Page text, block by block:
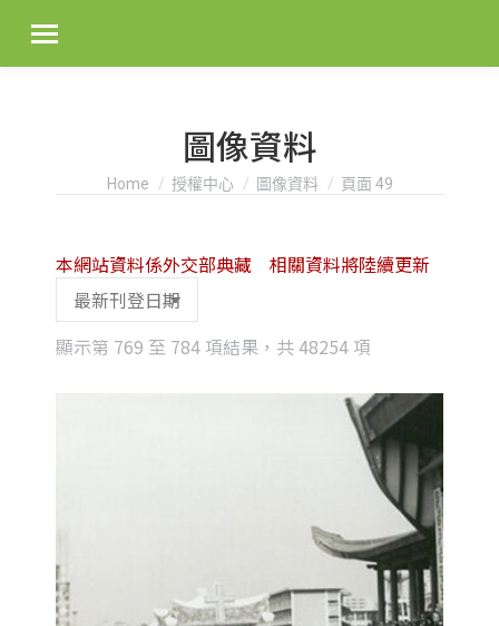
圖像資料
You are here:
Home 授權中心 圖像資料 頁面 49
顯示第 769 至 784 項結果，共 48254 項
latest
本網站資料係外交部典藏 相關資料將陸續更新